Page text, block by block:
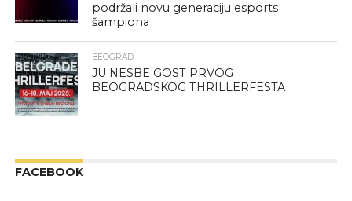
podržali novu generaciju esports
šampiona
BEOGRAD
JU NESBE GOST PRVOG
BEOGRADSKOG THRILLERFESTA
FACEBOOK